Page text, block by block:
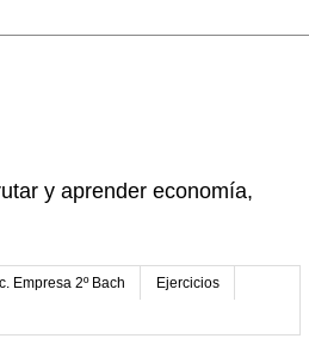
y aprender economía,
Empresa 2º Bach Ejercicios